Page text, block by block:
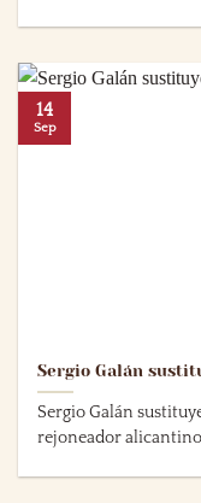
Sergio Galán
Sergio Galán
rejoneador alicantino
14
Sep